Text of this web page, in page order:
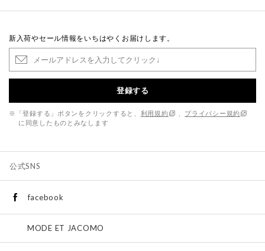
新入荷やセール情報をいちはやくお届けします。
登録する
※「登録する」ボタンをクリックすると、 利用規約
プライバシー規約
に同意したものとみなします
公式SNS
facebook
MODE ET JACOMO